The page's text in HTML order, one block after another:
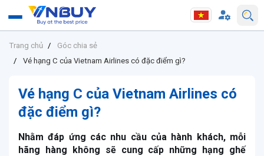
Trang chủ
Góc chia sẻ
Vé hạng C của Vietnam Airlines có đặc điểm gì?
Vé hạng C của Vietnam Airlines có
đặc điểm gì?
Nhằm đáp ứng các nhu cầu của hành khách, mỗi
hãng hàng không sẽ cung cấp những hạng ghế